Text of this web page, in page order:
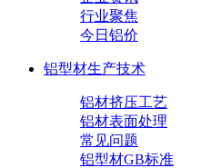
行业聚焦
今日铝价
铝型材生产技术
铝材挤压工艺
铝材表面处理
常见问题
铝型材GB标准